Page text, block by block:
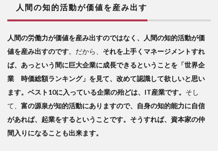
人間の知的活動が価値を産み出す
人間の労働力が価値を産み出すのではなく、人間の知的活動が価
値を産み出すのです。だから、 それを上手くマネージメントすれ
ば、あっという間に巨大企業に成長できるということを「世界企
業 時価総額ランキング」を見て、改めて認識して欲しいと思い
ます。ベスト10に入っている企業の殆どは、IT産業です。 そし
て、 富の源泉が知的活動にありますので、自身の知的能力に自信
があれば、起業をするということです。そうすれば、資本家の仲
間入りになることも出来ます。